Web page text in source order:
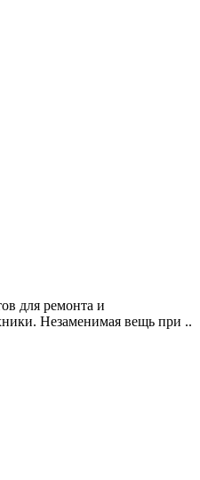
для ремонта и
Незаменимая вещь при ..